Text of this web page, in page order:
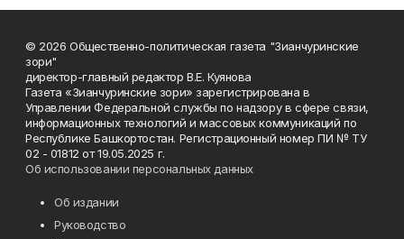
© 2026 Общественно-политическая газета "Зианчуринские
зори"
директор-главный редактор В.Е. Куянова
Газета «Зианчуринские зори» зарегистрирована в
Управлении Федеральной службы по надзору в сфере связи,
информационных технологий и массовых коммуникаций по
Республике Башкортостан. Регистрационный номер ПИ № ТУ
02 - 01812 от 19.05.2025 г.
Об использовании персональных данных
Об издании
Руководство